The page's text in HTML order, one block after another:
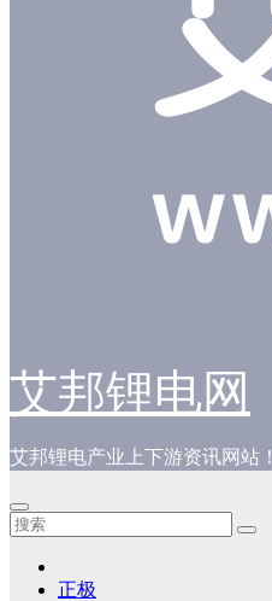
艾邦锂电网
艾邦锂电产业上下游资讯网站！
正极